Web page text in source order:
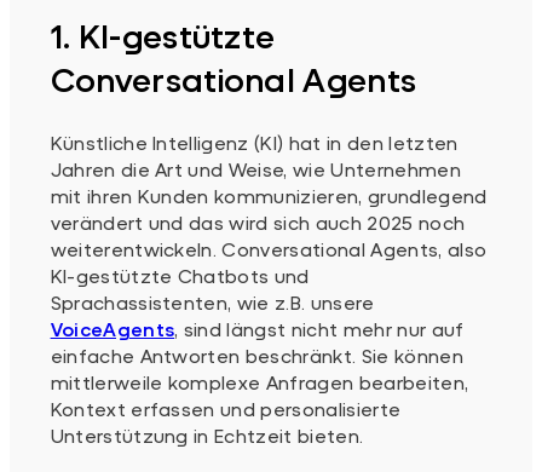
1. KI-gestützte
Conversational Agents
Künstliche Intelligenz (KI) hat in den letzten
Jahren die Art und Weise, wie Unternehmen
mit ihren Kunden kommunizieren, grundlegend
verändert und das wird sich auch 2025 noch
weiterentwickeln. Conversational Agents, also
KI-gestützte Chatbots und
Sprachassistenten, wie z.B. unsere
VoiceAgents, sind längst nicht mehr nur auf
einfache Antworten beschränkt. Sie können
mittlerweile komplexe Anfragen bearbeiten,
Kontext erfassen und personalisierte
Unterstützung in Echtzeit bieten.